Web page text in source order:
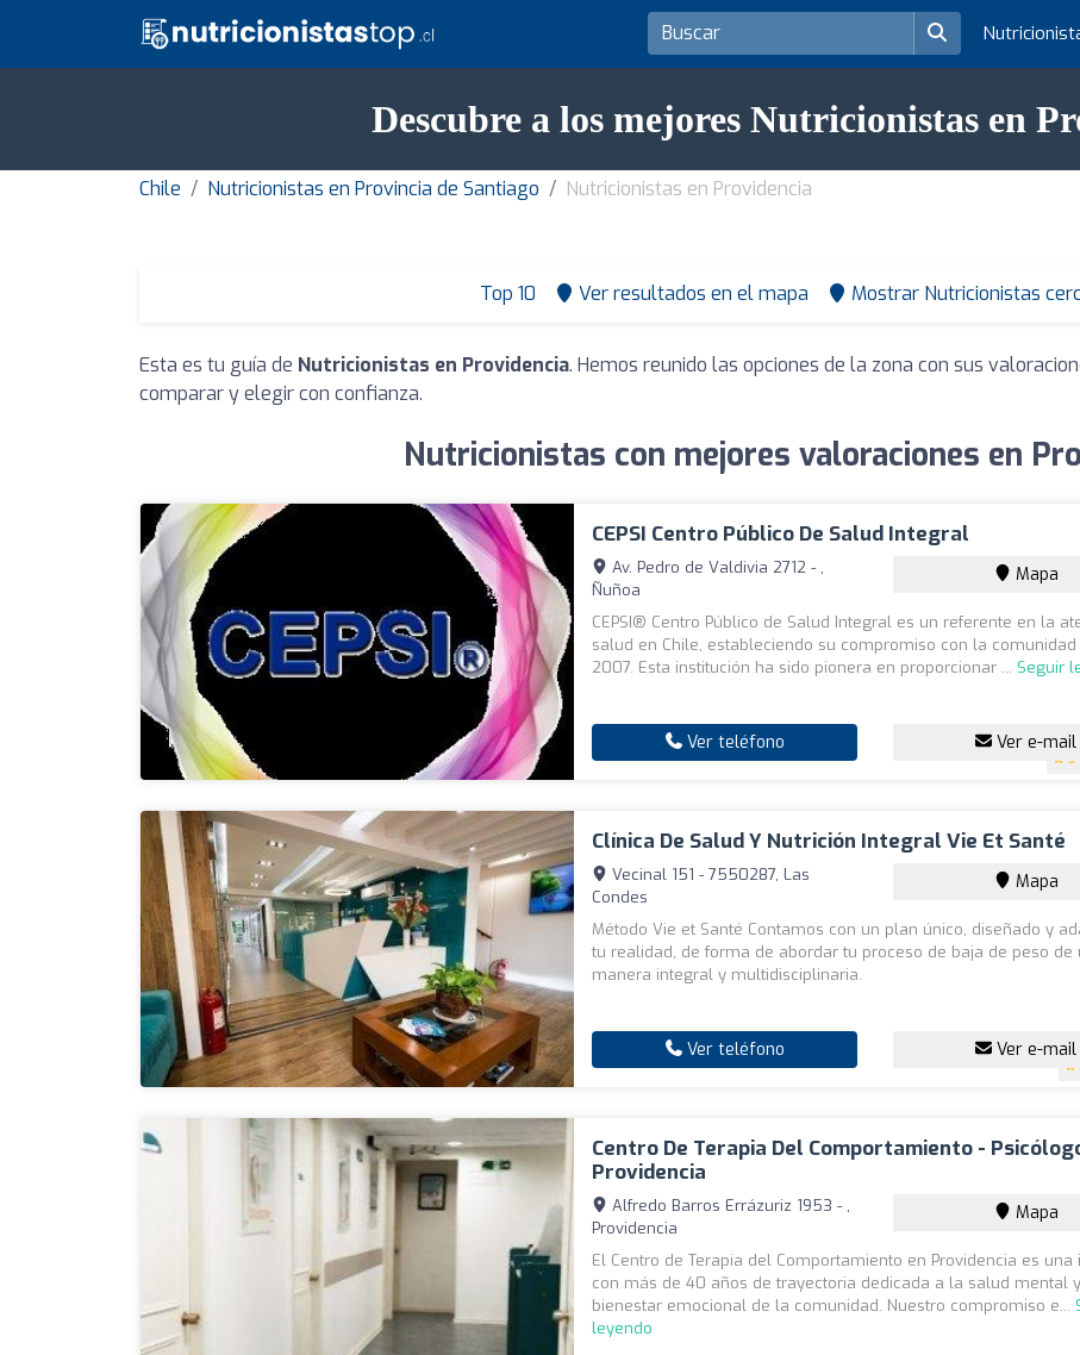
Descubre a los mejores Nutricionistas en
Chile Nutricionistas en Provincia de Santiago Nutricionistas en Providencia
Top 10 Ver resultados en el mapa Mostrar Nutricionistas
Esta es tu guía de Nutricionistas en Providencia. Hemos reunido las opciones de la zona con sus
comparar y elegir con confianza.
Nutricionistas con mejores valoraciones en
CEPSI Centro Público De Salud Integral
5
Av. Pedro de Valdivia 2712 - ,
Ñuñoa
Mapa
CEPSI® Centro Público de Salud Integral es un referente en la
salud en Chile, estableciendo su compromiso con la comunidad
2007. Esta institución ha sido pionera en proporcionar ... Seguir
Ver teléfono Ver e-mail
Clínica De Salud Y Nutrición Integral Vie Et Santé
Vecinal 151 - 7550287, Las
Condes
Mapa
Método Vie et Santé Contamos con un plan único, diseñado y
tu realidad, de forma de abordar tu proceso de baja de peso de
manera integral y multidisciplinaria.
Ver teléfono Ver e-mail
Centro De Terapia Del Comportamiento -
Providencia
Alfredo Barros Errázuriz 1953 - ,
Providencia
Mapa
El Centro de Terapia del Comportamiento en Providencia es una
con más de 40 años de trayectoria dedicada a la salud mental
bienestar emocional de la comunidad. Nuestro compromiso e...
leyendo